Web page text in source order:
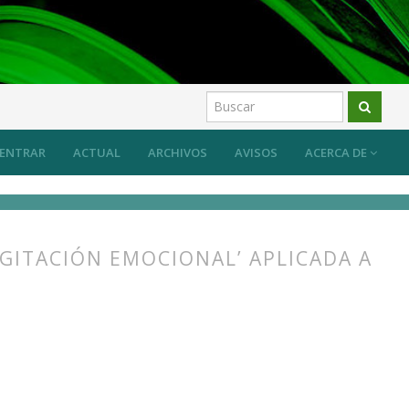
ACTUAL ARCHIVOS AVISOS ACERCA DE
ENTRAR
EMOCIONAL’ APLICADA A